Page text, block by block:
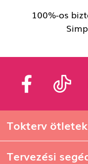
100%-os
Tokterv ötletek
Tervezési